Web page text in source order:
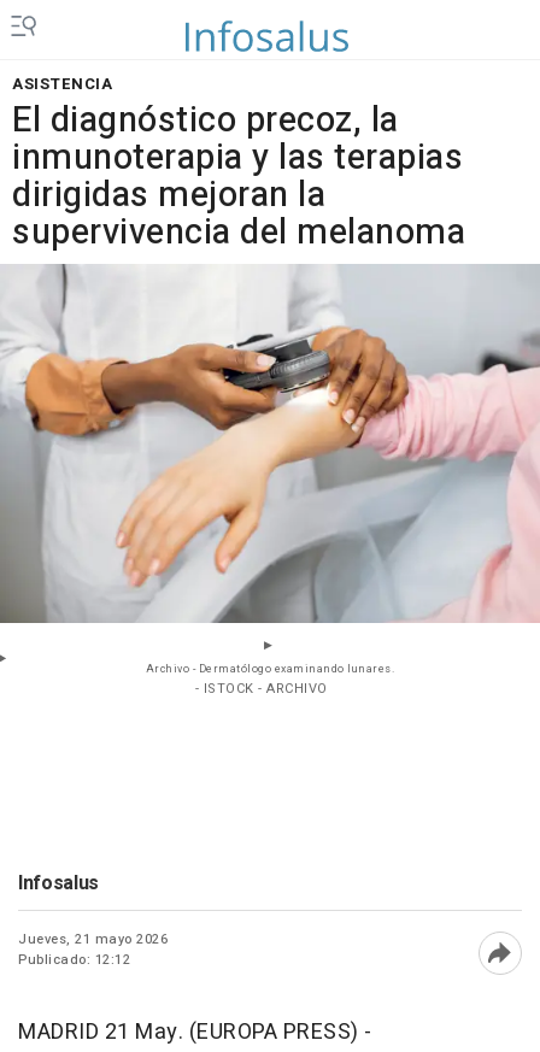
ASISTENCIA
El diagnóstico precoz, la
inmunoterapia y las terapias
dirigidas mejoran la
supervivencia del melanoma
Archivo - Dermatólogo examinando lunares.
- ISTOCK - ARCHIVO
Infosalus
Jueves, 21 mayo 2026
Publicado: 12:12
MADRID 21 May. (EUROPA PRESS) -